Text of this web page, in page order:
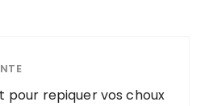
pour repiquer vos choux